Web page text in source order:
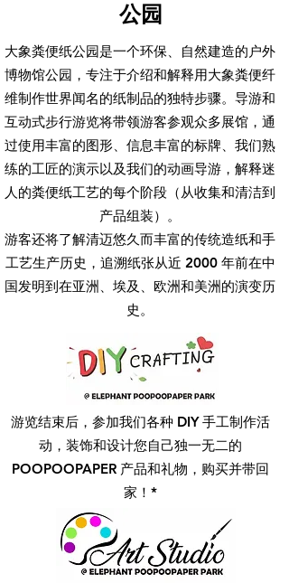
公园
大象粪便纸公园是一个环保、自然建造的户外
博物馆公园，专注于介绍和解释用大象粪便纤
维制作世界闻名的纸制品的独特步骤。导游和
互动式步行游览将带领游客参观众多展馆，通
过使用丰富的图形、信息丰富的标牌、我们熟
练的工匠的演示以及我们的动画导游，解释迷
人的粪便纸工艺的每个阶段（从收集和清洁到
产品组装）。
游客还将了解清迈悠久而丰富的传统造纸和手
工艺生产历史，追溯纸张从近 2000 年前在中
国发明到在亚洲、埃及、欧洲和美洲的演变历
史。
游览结束后，参加我们各种 DIY 手工制作活
动，装饰和设计您自己独一无二的
POOPOOPAPER 产品和礼物，购买并带回
家！*